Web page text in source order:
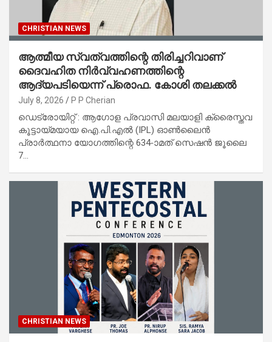
CHRISTIAN NEWS
ആത്മീയ സ്വത്വത്തിന്റെ തിരിച്ചറിവാണ്
ദൈവഹിത നിർവ്വഹണത്തിന്റെ
ആദ്യപടിയെന്ന് പ്രൊഫ. കോശി തലക്കൽ
July 8, 2026 P P Cherian
ഡെട്രോയിറ്റ് : ആഗോള പ്രവാസി മലയാളി ക്രൈസ്തവ
കൂട്ടായ്മയായ ഐ.പി.എൽ (IPL) ഓൺലൈൻ
പ്രാർത്ഥനാ യോഗത്തിന്റെ 634-ാമത് സെഷൻ ജൂലൈ
7…
CHRISTIAN NEWS